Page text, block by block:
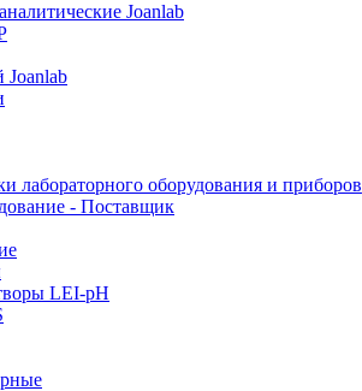
Joanlab
Joanlab
лабораторного оборудования и приборов
- Поставщик
LEI-pH